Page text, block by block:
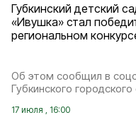
Губкинский детский
«Ивушка» стал
региональном
Об этом сообщил в
Губкинского
17 июля , 16:00